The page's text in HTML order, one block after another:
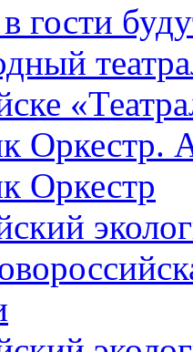
гости
Оркестр.
Оркестр